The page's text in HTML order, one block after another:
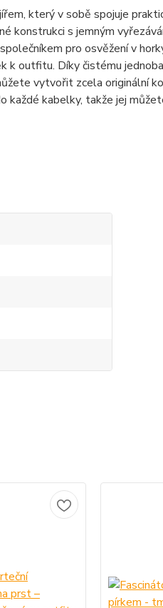
který v sobě spojuje
konstrukci s jemným
pro osvěžení v
outfitu. Díky čistému
vytvořit zcela originální
každé kabelky, takže jej